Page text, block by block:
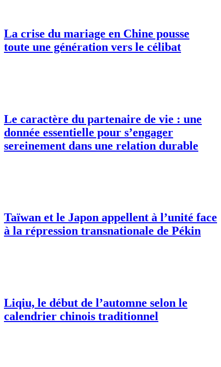
La crise du mariage en Chine pousse
toute une génération vers le célibat
Le caractère du partenaire de vie : une
donnée essentielle pour s’engager
sereinement dans une relation durable
Taïwan et le Japon appellent à l’unité face
à la répression transnationale de Pékin
Liqiu, le début de l’automne selon le
calendrier chinois traditionnel